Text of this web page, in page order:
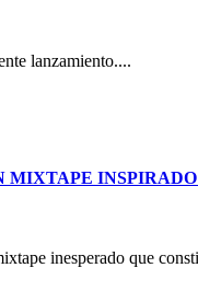
lanzamiento....
inesperado que